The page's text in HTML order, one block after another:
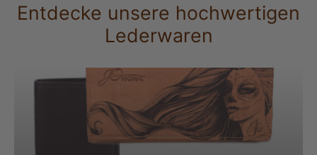
Entdecke unsere hochwertigen
Lederwaren